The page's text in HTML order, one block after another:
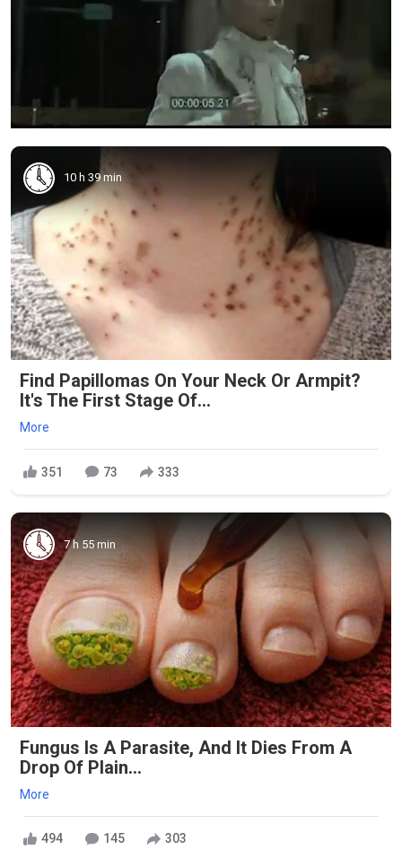
10 h 39 min
Find Papillomas On Your Neck Or Armpit?
It's The First Stage Of...
More
351 73 333
7 h 55 min
Fungus Is A Parasite, And It Dies From A
Drop Of Plain...
More
494 145 303